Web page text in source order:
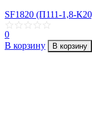
SF1820 (П111-1,8-
0
В корзину
В корзину